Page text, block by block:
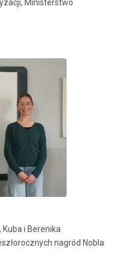
Ministerstwo
i Berenika
nagród Nobla